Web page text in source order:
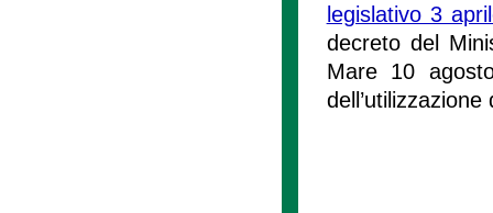
legislativo 3
decreto del
Mare 10